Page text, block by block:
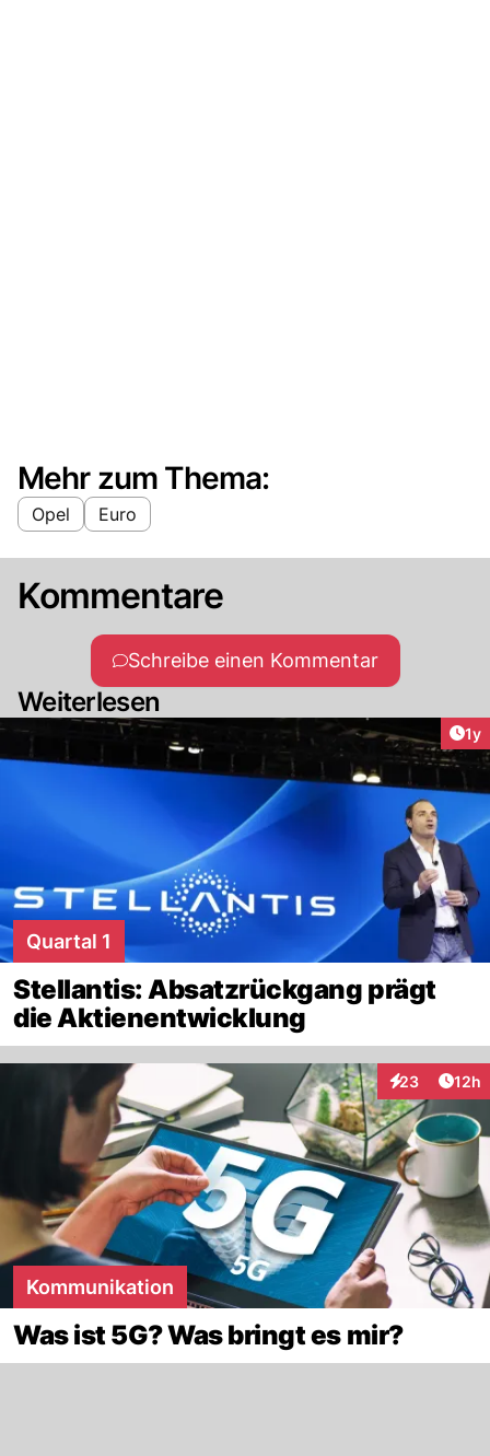
Mehr zum Thema:
Opel Euro
Kommentare
Schreibe einen Kommentar
Weiterlesen
1y
Quartal 1
Stellantis: Absatzrückgang prägt
die Aktienentwicklung
23
Interaktionen
12h
Kommunikation
Was ist 5G? Was bringt es mir?